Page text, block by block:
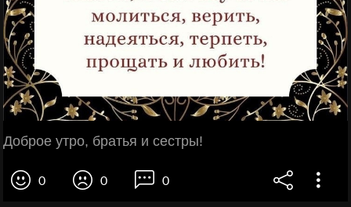
Доброе утро, братья и сестры!
0 0 0